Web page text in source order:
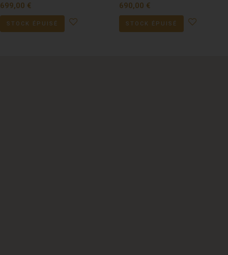
699,00 €
STOCK ÉPUISÉ
690,00 €
STOCK ÉPUISÉ